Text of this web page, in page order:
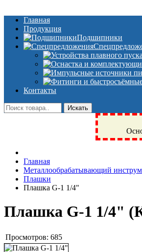
Главная
Продукция
Подшипники
Контакты
Фрязино, Антал+, плюс,
техника, сварочные аппараты, NIS,
NTN, SKF, купить, заказать
Главная
Металлообрабатывающий
Плашки
Плашка G-1 1/4"
Плашка G-1 1/4"
Просмотров: 685